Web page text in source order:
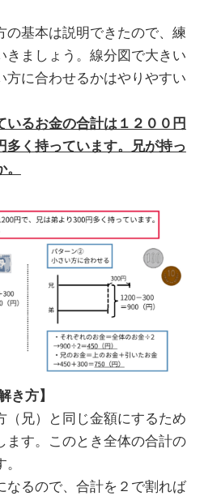
の基本は説明できたので、練
きましょう。線分図で大きい
方に合わせるかはやりやすい
いるお金の合計は１２００円
多く持っています。兄が持っ
き方】
（兄）と同じ金額にするため
ます。このとき全体の合計の
なるので、合計を２で割れば